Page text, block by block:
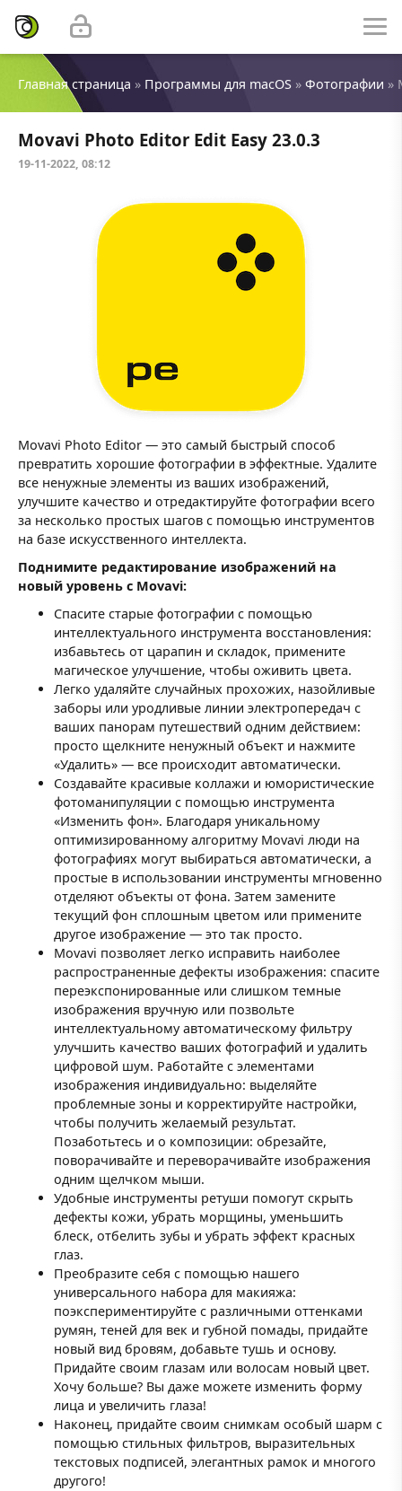
Главная страница » Программы для macOS » Фотографии »
Movavi Photo Editor Edit Easy 23.0.3
19-11-2022, 08:12
Movavi Photo Editor — это самый быстрый способ
превратить хорошие фотографии в эффектные. Удалите
все ненужные элементы из ваших изображений,
улучшите качество и отредактируйте фотографии всего
за несколько простых шагов с помощью инструментов
на базе искусственного интеллекта.
Поднимите редактирование изображений на
новый уровень с Movavi:
Спасите старые фотографии с помощью
интеллектуального инструмента восстановления:
избавьтесь от царапин и складок, примените
магическое улучшение, чтобы оживить цвета.
Легко удаляйте случайных прохожих, назойливые
заборы или уродливые линии электропередач с
ваших панорам путешествий одним действием:
просто щелкните ненужный объект и нажмите
«Удалить» — все происходит автоматически.
Создавайте красивые коллажи и юмористические
фотоманипуляции с помощью инструмента
«Изменить фон». Благодаря уникальному
оптимизированному алгоритму Movavi люди на
фотографиях могут выбираться автоматически, а
простые в использовании инструменты мгновенно
отделяют объекты от фона. Затем замените
текущий фон сплошным цветом или примените
другое изображение — это так просто.
Movavi позволяет легко исправить наиболее
распространенные дефекты изображения: спасите
переэкспонированные или слишком темные
изображения вручную или позвольте
интеллектуальному автоматическому фильтру
улучшить качество ваших фотографий и удалить
цифровой шум. Работайте с элементами
изображения индивидуально: выделяйте
проблемные зоны и корректируйте настройки,
чтобы получить желаемый результат.
Позаботьтесь и о композиции: обрезайте,
поворачивайте и переворачивайте изображения
одним щелчком мыши.
Удобные инструменты ретуши помогут скрыть
дефекты кожи, убрать морщины, уменьшить
блеск, отбелить зубы и убрать эффект красных
глаз.
Преобразите себя с помощью нашего
универсального набора для макияжа:
поэкспериментируйте с различными оттенками
румян, теней для век и губной помады, придайте
новый вид бровям, добавьте тушь и основу.
Придайте своим глазам или волосам новый цвет.
Хочу больше? Вы даже можете изменить форму
лица и увеличить глаза!
Наконец, придайте своим снимкам особый шарм с
помощью стильных фильтров, выразительных
текстовых подписей, элегантных рамок и многого
другого!